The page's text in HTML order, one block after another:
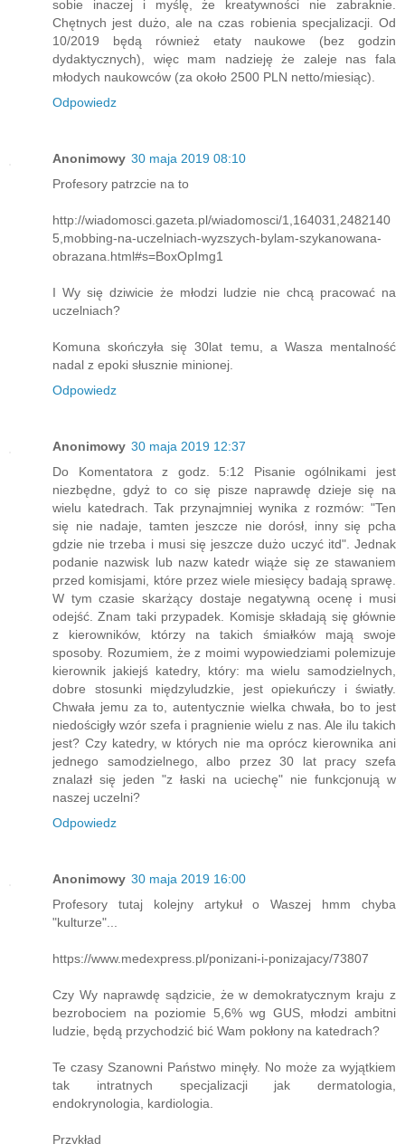
sobie inaczej i myślę, że kreatywności nie zabraknie.
Chętnych jest dużo, ale na czas robienia specjalizacji. Od
10/2019 będą również etaty naukowe (bez godzin
dydaktycznych), więc mam nadzieję że zaleje nas fala
młodych naukowców (za około 2500 PLN netto/miesiąc).
Odpowiedz
Anonimowy 30 maja 2019 08:10
Profesory patrzcie na to
http://wiadomosci.gazeta.pl/wiadomosci/1,164031,2482140
5,mobbing-na-uczelniach-wyzszych-bylam-szykanowana-
obrazana.html#s=BoxOpImg1
I Wy się dziwicie że młodzi ludzie nie chcą pracować na
uczelniach?
Komuna skończyła się 30lat temu, a Wasza mentalność
nadal z epoki słusznie minionej.
Odpowiedz
Anonimowy 30 maja 2019 12:37
Do Komentatora z godz. 5:12 Pisanie ogólnikami jest
niezbędne, gdyż to co się pisze naprawdę dzieje się na
wielu katedrach. Tak przynajmniej wynika z rozmów: "Ten
się nie nadaje, tamten jeszcze nie dorósł, inny się pcha
gdzie nie trzeba i musi się jeszcze dużo uczyć itd". Jednak
podanie nazwisk lub nazw katedr wiąże się ze stawaniem
przed komisjami, które przez wiele miesięcy badają sprawę.
W tym czasie skarżący dostaje negatywną ocenę i musi
odejść. Znam taki przypadek. Komisje składają się głównie
z kierowników, którzy na takich śmiałków mają swoje
sposoby. Rozumiem, że z moimi wypowiedziami polemizuje
kierownik jakiejś katedry, który: ma wielu samodzielnych,
dobre stosunki międzyludzkie, jest opiekuńczy i światły.
Chwała jemu za to, autentycznie wielka chwała, bo to jest
niedościgły wzór szefa i pragnienie wielu z nas. Ale ilu takich
jest? Czy katedry, w których nie ma oprócz kierownika ani
jednego samodzielnego, albo przez 30 lat pracy szefa
znalazł się jeden "z łaski na uciechę" nie funkcjonują w
naszej uczelni?
Odpowiedz
Anonimowy 30 maja 2019 16:00
Profesory tutaj kolejny artykuł o Waszej hmm chyba
"kulturze"...
https://www.medexpress.pl/ponizani-i-ponizajacy/73807
Czy Wy naprawdę sądzicie, że w demokratycznym kraju z
bezrobociem na poziomie 5,6% wg GUS, młodzi ambitni
ludzie, będą przychodzić bić Wam pokłony na katedrach?
Te czasy Szanowni Państwo minęły. No może za wyjątkiem
tak intratnych specjalizacji jak dermatologia,
endokrynologia, kardiologia.
Przykład